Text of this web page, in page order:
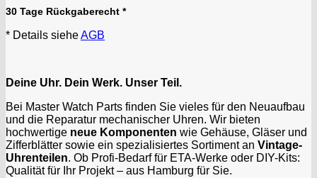
30 Tage Rückgaberecht *
* Details sieheAGB
Deine Uhr. Dein Werk. Unser Teil.
Bei Master Watch Parts finden Sie vieles für den Neuaufbau
und die Reparatur mechanischer Uhren. Wir bieten
hochwertige neue Komponenten wie Gehäuse, Gläser und
Zifferblätter sowie ein spezialisiertes Sortiment an Vintage-
Uhrenteilen. Ob Profi-Bedarf für ETA-Werke oder DIY-Kits:
Qualität für Ihr Projekt – aus Hamburg für Sie.